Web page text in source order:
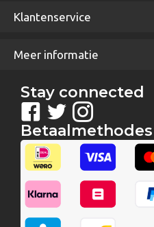
Klantenservice
Meer informatie
Stay connected
Betaalmethodes